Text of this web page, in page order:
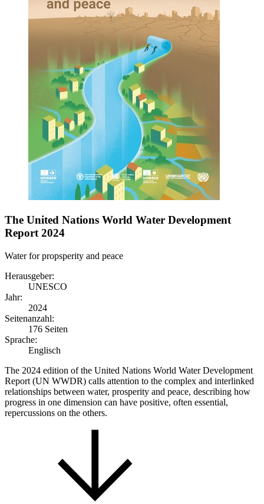
The United Nations World Water Development
Report 2024
Water for propsperity and peace
Herausgeber:
UNESCO
Jahr:
2024
Seitenanzahl:
176 Seiten
Sprache:
Englisch
The 2024 edition of the United Nations World Water Development
Report (UN WWDR) calls attention to the complex and interlinked
relationships between water, prosperity and peace, describing how
progress in one dimension can have positive, often essential,
repercussions on the others.